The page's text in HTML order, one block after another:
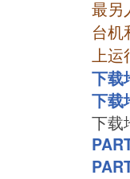
最另
台机
上运
下载
下载
下载